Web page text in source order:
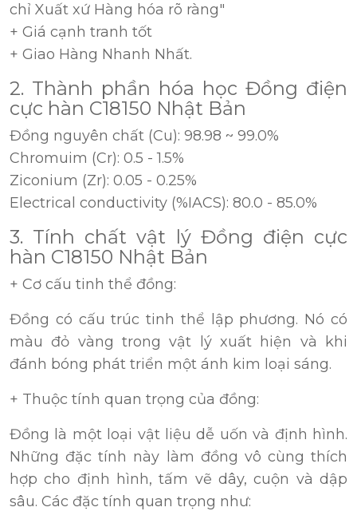
chỉ Xuất xứ Hàng hóa rõ ràng"
+ Giá cạnh tranh tốt
+ Giao Hàng Nhanh Nhất.
2. Thành phần hóa học Đồng điện
cực hàn C18150 Nhật Bản
Đồng nguyên chất (Cu): 98.98 ~ 99.0%
Chromuim (Cr): 0.5 - 1.5%
Ziconium (Zr): 0.05 - 0.25%
Electrical conductivity (%IACS): 80.0 - 85.0%
3. Tính chất vật lý Đồng điện cực
hàn C18150 Nhật Bản
+ Cơ cấu tinh thể đồng:
Đồng có cấu trúc tinh thể lập phương. Nó có
màu đỏ vàng trong vật lý xuất hiện và khi
đánh bóng phát triển một ánh kim loại sáng.
+ Thuộc tính quan trọng của đồng:
Đồng là một loại vật liệu dễ uốn và định hình.
Những đặc tính này làm đồng vô cùng thích
hợp cho định hình, tấm vẽ dây, cuộn và dập
sâu. Các đặc tính quan trọng như: